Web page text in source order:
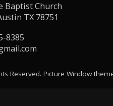
Baptist Church
TX 78751
8385
Reserved. Picture Window